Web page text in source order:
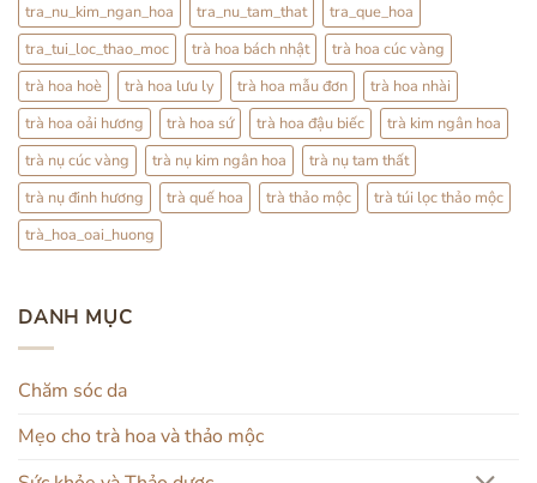
tra_nu_kim_ngan_hoa
tra_nu_tam_that
tra_que_hoa
tra_tui_loc_thao_moc
trà hoa bách nhật
trà hoa cúc vàng
trà hoa hoè
trà hoa lưu ly trà hoa mẫu đơn
trà hoa nhài
trà hoa oải hương
trà hoa sứ trà hoa đậu biếc
trà kim ngân hoa
trà nụ cúc vàng
trà nụ kim ngân hoa
trà nụ tam thất
trà nụ đinh hương
trà quế hoa trà thảo mộc
trà túi lọc thảo mộc
trà_hoa_oai_huong
DANH MỤC
Chăm sóc da
Mẹo cho trà hoa và thảo mộc